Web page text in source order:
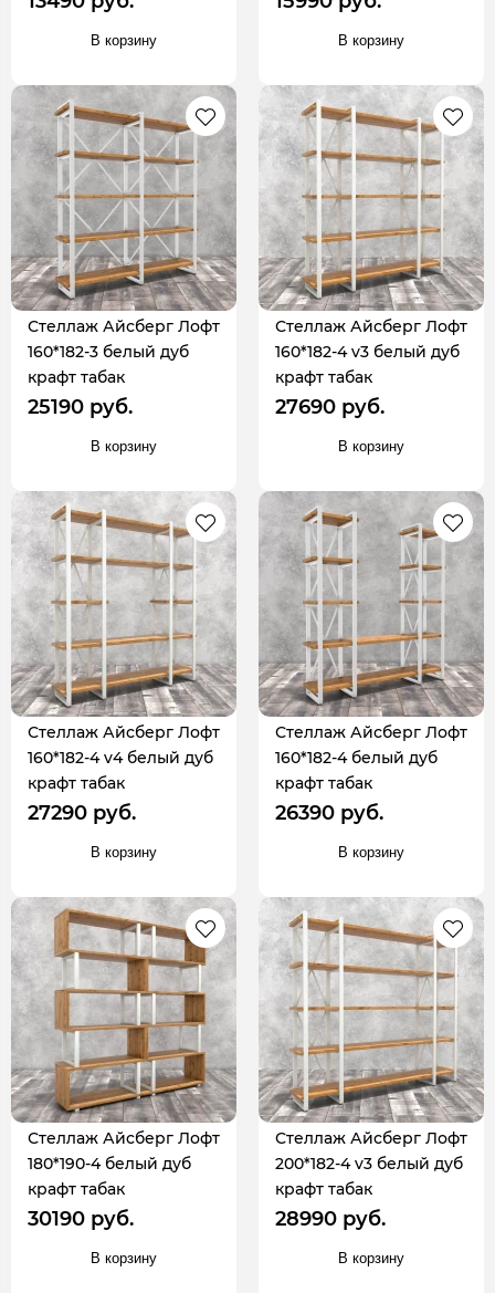
В корзину В корзину
Стеллаж Айсберг Лофт
160*182-3 белый дуб
крафт табак
25190 руб.
В корзину
Стеллаж Айсберг Лофт
160*182-4 v3 белый дуб
крафт табак
27690 руб.
В корзину
Стеллаж Айсберг Лофт
160*182-4 v4 белый дуб
крафт табак
27290 руб.
В корзину
Стеллаж Айсберг Лофт
160*182-4 белый дуб
крафт табак
26390 руб.
В корзину
Стеллаж Айсберг Лофт
180*190-4 белый дуб
крафт табак
30190 руб.
В корзину
Стеллаж Айсберг Лофт
200*182-4 v3 белый дуб
крафт табак
28990 руб.
В корзину